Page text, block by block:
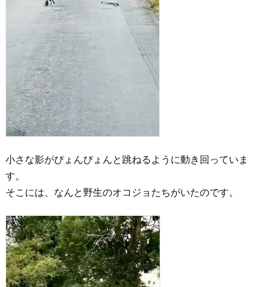
小さな影がぴょんぴょんと跳ねるように動き回っていま
す。
そこには、なんと野生のオコジョたちがいたのです。